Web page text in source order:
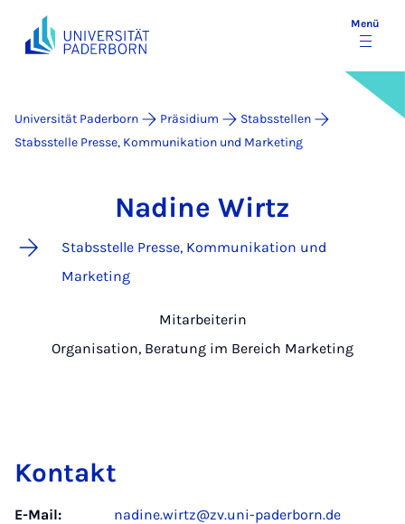
Menü
Universität Paderborn Präsidium
Stabsstellen
Stabsstelle Presse, Kommunikation und Marketing
Nadine Wirtz
Stabsstelle Presse, Kommunikation und
Marketing
Mitarbeiterin
Organisation, Beratung im Bereich Marketing
Kontakt
E-Mail: nadine.wirtz@zv.uni-paderborn.de